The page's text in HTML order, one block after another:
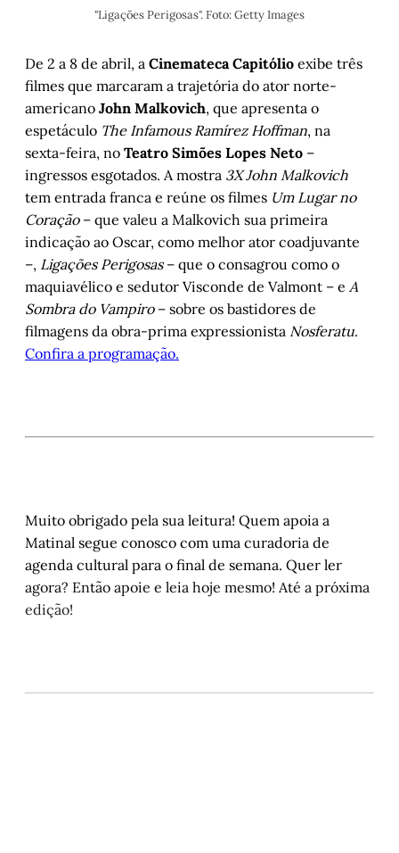
"Ligações Perigosas". Foto: Getty Images
De 2 a 8 de abril, a Cinemateca Capitólio exibe três
filmes que marcaram a trajetória do ator norte-
americano John Malkovich, que apresenta o
espetáculo The Infamous Ramírez Hoffman, na
sexta-feira, no Teatro Simões Lopes Neto –
ingressos esgotados. A mostra 3X John Malkovich
tem entrada franca e reúne os filmes Um Lugar no
Coração– que valeu a Malkovich sua primeira
indicação ao Oscar, como melhor ator coadjuvante
–, Ligações Perigosas– que o consagrou como o
maquiavélico e sedutor Visconde de Valmont – e A
Sombra do Vampiro– sobre os bastidores de
filmagens da obra-prima expressionista Nosferatu.
Confira a programação.
Muito obrigado pela sua leitura! Quem apoia a
Matinal segue conosco com uma curadoria de
agenda cultural para o final de semana. Quer ler
agora? Então apoie e leia hoje mesmo! Até a próxima
edição!